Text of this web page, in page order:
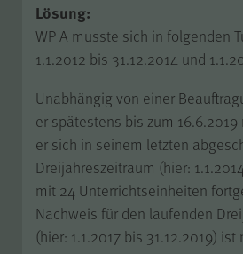
Lösung:
WP A musste sich in folgenden
1.1.2012 bis 31.12.2014 und
Unabhängig von einer
er spätestens bis zum
er sich in seinem letzten
Dreijahreszeitraum (hier:
mit 24 Unterrichtseinheiten
Nachweis für den laufenden
(hier: 1.1.2017 bis 31.12.2019) ist
Name LS-
Anbieter LimeSurvey
Laufzeit